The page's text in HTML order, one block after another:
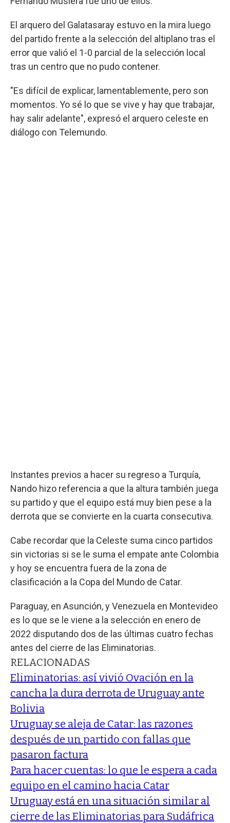
El arquero del Galatasaray estuvo en la mira luego
del partido frente a la selección del altiplano tras el
error que valió el 1-0 parcial de la selección local
tras un centro que no pudo contener.
"Es difícil de explicar, lamentablemente, pero son
momentos. Yo sé lo que se vive y hay que trabajar,
hay salir adelante", expresó el arquero celeste en
diálogo con Telemundo.
Instantes previos a hacer su regreso a Turquía,
Nando hizo referencia a que la altura también juega
su partido y que el equipo está muy bien pese a la
derrota que se convierte en la cuarta consecutiva.
Cabe recordar que la Celeste suma cinco partidos
sin victorias si se le suma el empate ante Colombia
y hoy se encuentra fuera de la zona de
clasificación a la Copa del Mundo de Catar.
Paraguay, en Asunción, y Venezuela en Montevideo
es lo que se le viene a la selección en enero de
2022 disputando dos de las últimas cuatro fechas
antes del cierre de las Eliminatorias.
RELACIONADAS
Eliminatorias: así vivió Ovación en la
cancha la dura derrota de Uruguay ante
Bolivia
Uruguay se aleja de Catar: las razones
después de un partido con fallas que
pasaron factura
Para hacer cuentas: lo que le espera a cada
equipo en el camino hacia Catar
Uruguay está en una situación similar al
cierre de las Eliminatorias para Sudáfrica